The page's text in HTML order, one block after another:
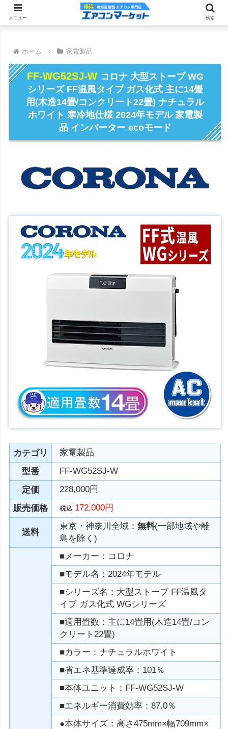
ホーム 家電製品
FF-WG52SJ-W コロナ 大型ストーブ WG
シリーズ FF温風タイプ ガス化式 主に14畳
用(木造14畳/コンクリート22畳) ナチュラル
ホワイト 寒冷地仕様 2024年モデル 家電製
品 インバーター ecoモード
カテゴリ
家電製品
型番
FF-WG52SJ-W
定価
228,000円
販売価格
税込 172,000円
送料
東京・神奈川全域：無料(一部地域や離
島を除く)
■メーカー：コロナ
■モデル名：2024年モデル
■シリーズ名：大型ストーブ FF温風タ
イプ ガス化式 WGシリーズ
■適用畳数：主に14畳用(木造14畳/コン
クリート22畳)
■カラー：ナチュラルホワイト
■省エネ基準達成率：101％
■本体ユニット：FF-WG52SJ-W
■エネルギー消費効率：87.0％
●本体サイズ：高さ475mm×幅709mm×
メニュー 検索